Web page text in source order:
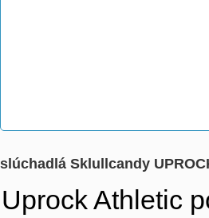
slúchadlá Sklullcandy
Uprock Athletic